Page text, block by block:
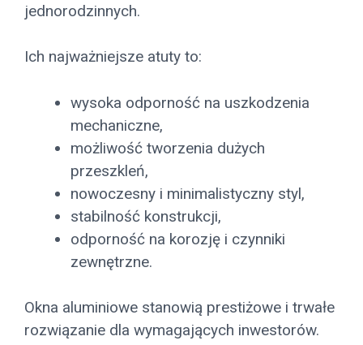
jednorodzinnych.
Ich najważniejsze atuty to:
wysoka odporność na uszkodzenia
mechaniczne,
możliwość tworzenia dużych
przeszkleń,
nowoczesny i minimalistyczny styl,
stabilność konstrukcji,
odporność na korozję i czynniki
zewnętrzne.
Okna aluminiowe stanowią prestiżowe i trwałe
rozwiązanie dla wymagających inwestorów.